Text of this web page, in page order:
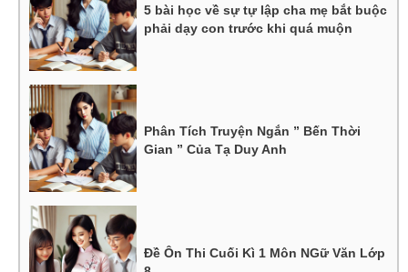
5 bài học về sự tự lập cha mẹ bắt buộc
phải dạy con trước khi quá muộn
Phân Tích Truyện Ngắn ” Bến Thời
Gian ” Của Tạ Duy Anh
Đề Ôn Thi Cuối Kì 1 Môn NGữ Văn Lớp